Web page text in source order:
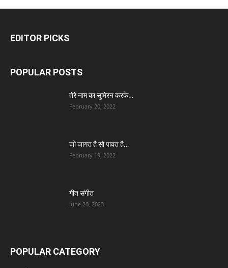
EDITOR PICKS
POPULAR POSTS
तेरे नाम का सुमिरन करके…
February 20, 2022
जो जागत है सो पावत है…
February 19, 2022
गीत संगीत
June 20, 2023
POPULAR CATEGORY